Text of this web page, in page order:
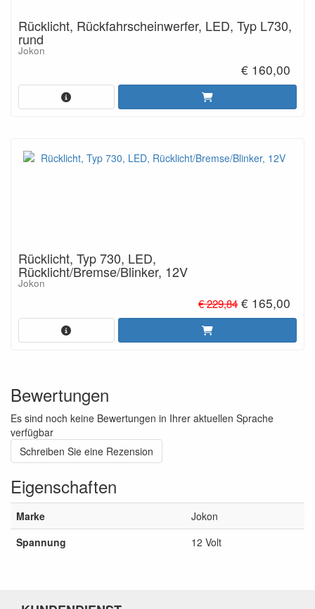
Rücklicht, Rückfahrscheinwerfer, LED, Typ L730,
rund
Jokon
€ 160,00
Rücklicht, Typ 730, LED,
Rücklicht/Bremse/Blinker, 12V
Jokon
€ 229,84€ 165,00
Bewertungen
Es sind noch keine Bewertungen in Ihrer aktuellen Sprache
verfügbar
Schreiben Sie eine Rezension
Eigenschaften
Marke
Jokon
Spannung
12 Volt